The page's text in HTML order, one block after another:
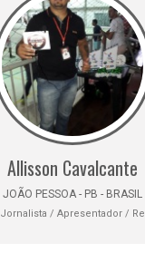
Allisson Cavalcante
JOÃO PESSOA - PB - BRASIL
Jornalista / Apresentador / Re